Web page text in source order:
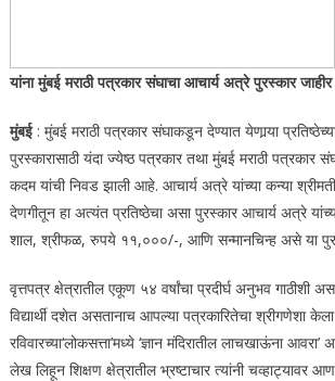
यांना मुंबई मराठी पत्रकार संघाचा आचार्य अत्रे पुरस्कार जाहीर
मुंबई: मुंबई मराठी पत्रकार संघाकडून देण्यात येणार्‍या
पुरस्कारासाठी यंदा ज्येष्ठ पत्रकार तथा मुंबई मराठी पत्रकार
कदम यांची निवड झाली आहे. आचार्य अत्रे यांच्या कन्या श्रीमती
देणगीतून हा अत्यंत प्रतिष्ठेचा असा पुरस्कार आचार्य अत्रे
शाल, श्रीफळ, रुपये ११,०००/-, आणि सन्मानचिन्ह असे या
वृत्तपत्र क्षेत्रातील एकूण ५४ वर्षांचा प्रदीर्घ अनुभव गाठीशी
विद्यार्थी दशेत असतानाच आपल्या पत्रकारितेचा श्रीगणेशा केला
रविवारच्या‘लोकसत्ता’मध्ये ‘ज्ञान मंदिरातील लाचखाऊंना
लेख लिहून शिक्षण क्षेत्रातील भ्रष्टाचार त्यांनी चव्हाट्यावर